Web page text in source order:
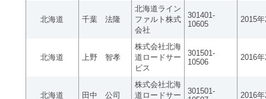
北海道 千葉 法隆
北海道ライン
ファルト株式
会社
301401-
10605
2015
北海道 上野 智孝
株式会社北海
道ロードサー
ビス
301501-
10506
2016
北海道 田中 公司
株式会社北海
道ロードサー
301501-
2016